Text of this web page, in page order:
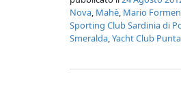
Nova, Mahè, Mario
Sporting Club Sardinia di
Smeralda,Yacht Club